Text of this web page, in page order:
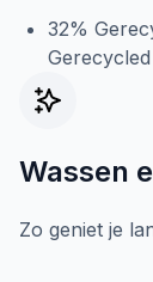
32%
Wassen
Zo geniet je